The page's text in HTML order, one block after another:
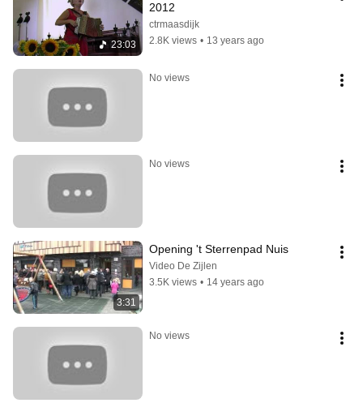
23:03
2012
ctrmaasdijk
2.8K views • 13 years ago
No views
No views
3:31
Opening 't Sterrenpad Nuis
Video De Zijlen
3.5K views • 14 years ago
No views